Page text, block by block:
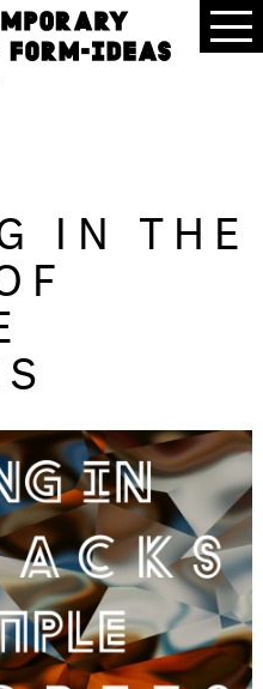
IN THE